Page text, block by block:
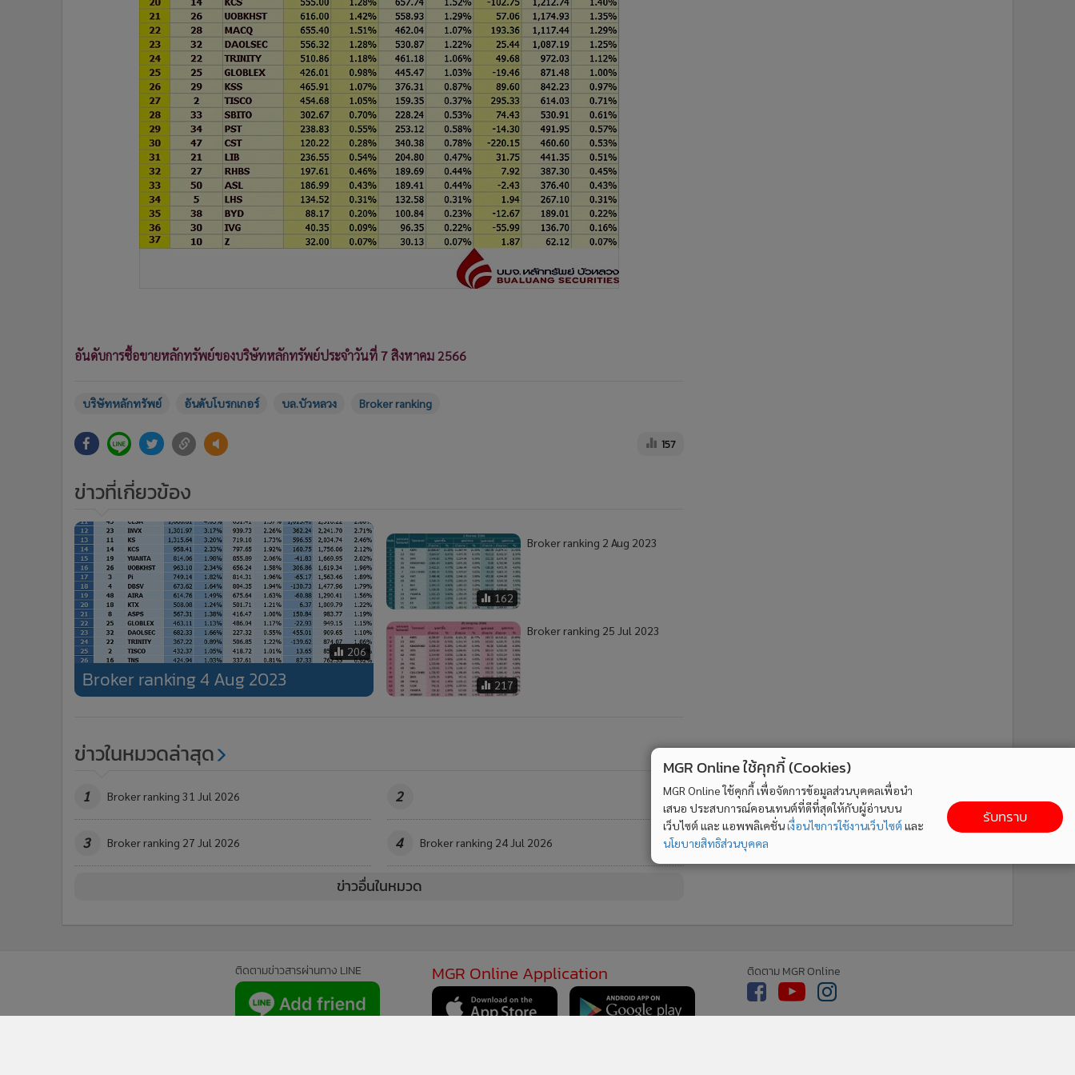
อันดับการซื้อขายหลักทรัพย์ของบริษัทหลักทรัพย์ประจำวันที่ 7 สิงหาคม 2566
บริษัทหลักทรัพย์ อันดับโบรกเกอร์ บล.บัวหลวง Broker ranking
157
ข่าวที่เกี่ยวข้อง
206
Broker ranking 4 Aug 2023
162
Broker ranking 2 Aug 2023
217
Broker ranking 25 Jul 2023
ข่าวในหมวดล่าสุด
1 Broker ranking 31 Jul 2026 2
3 Broker ranking 27 Jul 2026 4 Broker ranking 24 Jul 2026
ข่าวอื่นในหมวด
ติดตามข่าวสารผ่านทาง LINE MGR Online Application ติดตาม MGR Online
MGR Online ใช้คุกกี้ (Cookies)
MGR Online ใช้คุกกี้ เพื่อจัดการข้อมูลส่วนบุคคลเพื่อนำ
เสนอ ประสบการณ์คอนเทนต์ที่ดีที่สุดให้กับผู้อ่านบน
เว็บไซต์ และ แอพพลิเคชั่นเงื่อนไขการใช้งานเว็บไซต์ และ
นโยบายสิทธิส่วนบุคคล
รับทราบ